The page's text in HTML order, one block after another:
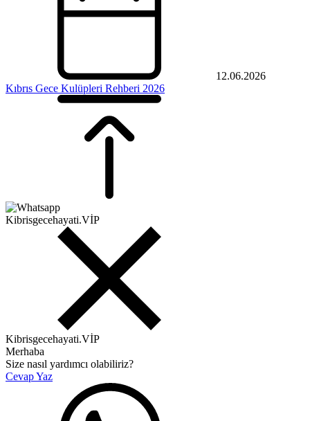
12.06.2026
Kıbrıs Gece Kulüpleri Rehberi 2026
Kibrisgecehayati.VİP
Kibrisgecehayati.VİP
Merhaba
Size nasıl yardımcı olabiliriz?
Cevap Yaz